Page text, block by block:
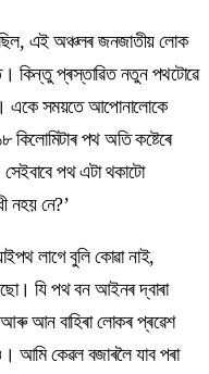
এই অঞ্চলৰ জনজাতীয় লোক
কিন্তু প্ৰস্তাৱিত নতুন পথটোৱে
একে সময়তে আপোনালোকে
পথ অতি কষ্টেৰে
পথ এটা থকাটো
নহয় নে?’
লাগে বুলি কোৱা নাই,
যি পথ বন আইনৰ দ্বাৰা
আৰু আন বাহিৰা লোকৰ প্ৰৱেশ
আমি কেৱল বজাৰলৈ যাব পৰা